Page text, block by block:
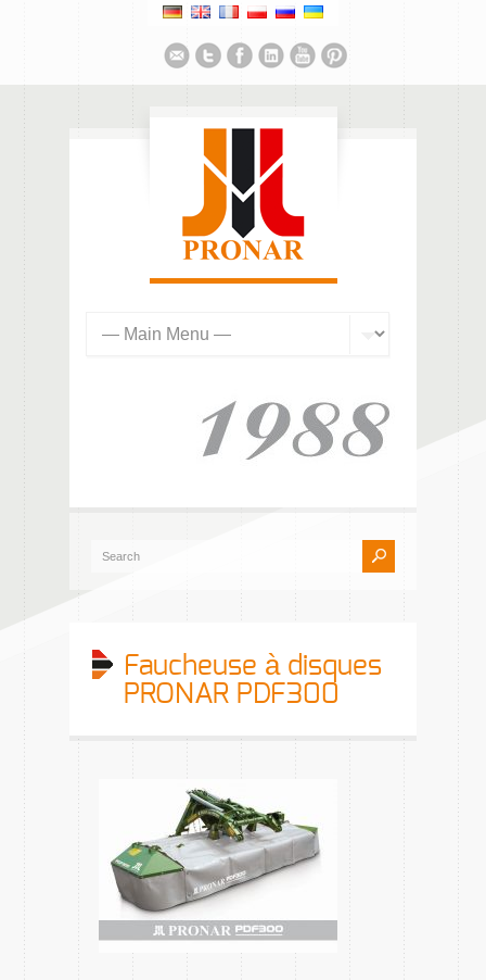
Faucheuse à disques
PRONAR PDF300